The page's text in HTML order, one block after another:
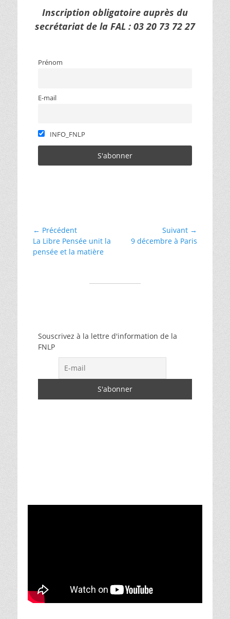
Inscription obligatoire auprès du
secrétariat de la FAL : 03 20 73 72 27
Prénom
E-mail
INFO_FNLP
laïcité
Navigation
de
l’article
← Précédent
Article
précédent :
La Libre Pensée unit la
pensée et la matière
Suivant →
Article9 décembre à Paris
Souscrivez à la lettre d'information de la
FNLP